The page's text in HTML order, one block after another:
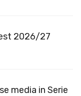
2026/27
media in Serie